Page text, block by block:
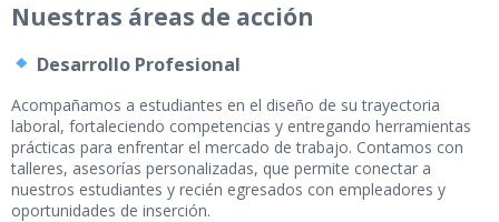
Nuestras áreas de acción
Desarrollo Profesional
Acompañamos a estudiantes en el diseño de su trayectoria
laboral, fortaleciendo competencias y entregando herramientas
prácticas para enfrentar el mercado de trabajo. Contamos con
talleres, asesorías personalizadas, que permite conectar a
nuestros estudiantes y recién egresados con empleadores y
oportunidades de inserción.